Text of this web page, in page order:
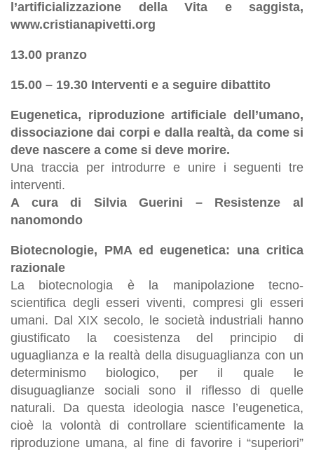
l’artificializzazione della Vita e saggista,
www.cristianapivetti.org
13.00 pranzo
15.00 – 19.30 Interventi e a seguire dibattito
Eugenetica, riproduzione artificiale dell’umano,
dissociazione dai corpi e dalla realtà, da come si
deve nascere a come si deve morire.
Una traccia per introdurre e unire i seguenti tre
interventi.
A cura di Silvia Guerini – Resistenze al
nanomondo
Biotecnologie, PMA ed eugenetica: una critica
razionale
La biotecnologia è la manipolazione tecno-
scientifica degli esseri viventi, compresi gli esseri
umani. Dal XIX secolo, le società industriali hanno
giustificato la coesistenza del principio di
uguaglianza e la realtà della disuguaglianza con un
determinismo biologico, per il quale le
disuguaglianze sociali sono il riflesso di quelle
naturali. Da questa ideologia nasce l’eugenetica,
cioè la volontà di controllare scientificamente la
riproduzione umana, al fine di favorire i “superiori”